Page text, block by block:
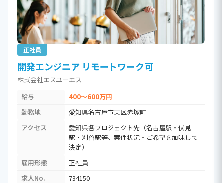
正社員
開発エンジニア リモートワーク可
株式会社エスユーエス
給与
400～600万円
勤務地
愛知県名古屋市東区赤塚町
アクセス
愛知県各プロジェクト先（名古屋駅・伏見
駅・刈谷駅等、案件状況・ご希望を加味して
決定）
雇用形態
正社員
求人No.
734150